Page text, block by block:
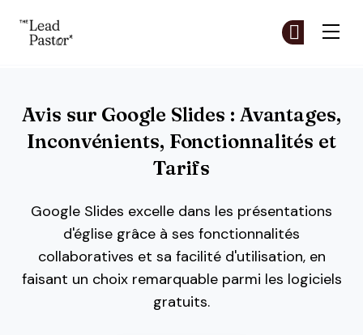
Avis sur Google Slides : Avantages,
Inconvénients, Fonctionnalités et
Tarifs
Google Slides excelle dans les présentations
d'église grâce à ses fonctionnalités
collaboratives et sa facilité d'utilisation, en
faisant un choix remarquable parmi les logiciels
gratuits.